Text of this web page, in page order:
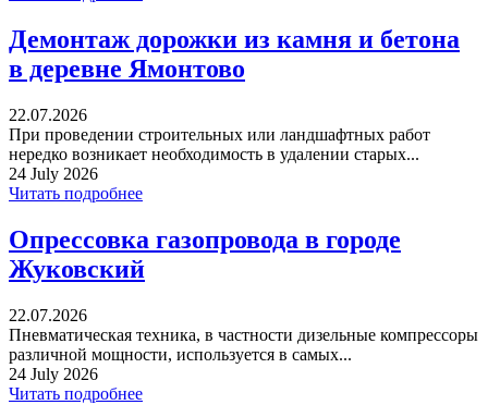
Демонтаж дорожки из камня и бетона
в деревне Ямонтово
22.07.2026
При проведении строительных или ландшафтных работ
нередко возникает необходимость в удалении старых...
24 July 2026
Читать подробнее
Опрессовка газопровода в городе
Жуковский
22.07.2026
Пневматическая техника, в частности дизельные компрессоры
различной мощности, используется в самых...
24 July 2026
Читать подробнее